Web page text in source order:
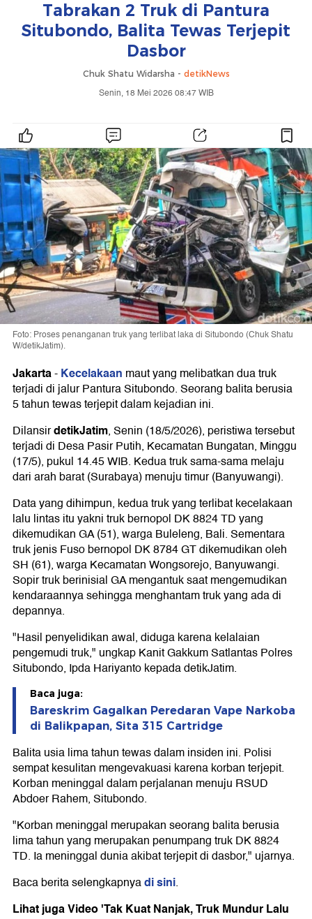
Tabrakan 2 Truk di Pantura
Situbondo, Balita Tewas Terjepit
Dasbor
Chuk Shatu Widarsha - detikNews
Senin, 18 Mei 2026 08:47 WIB
Foto: Proses penanganan truk yang terlibat laka di Situbondo (Chuk Shatu
W/detikJatim).
Jakarta-Kecelakaan maut yang melibatkan dua truk
terjadi di jalur Pantura Situbondo. Seorang balita berusia
5 tahun tewas terjepit dalam kejadian ini.
DilansirdetikJatim, Senin (18/5/2026), peristiwa tersebut
terjadi di Desa Pasir Putih, Kecamatan Bungatan, Minggu
(17/5), pukul 14.45 WIB. Kedua truk sama-sama melaju
dari arah barat (Surabaya) menuju timur (Banyuwangi).
Data yang dihimpun, kedua truk yang terlibat kecelakaan
lalu lintas itu yakni truk bernopol DK 8824 TD yang
dikemudikan GA (51), warga Buleleng, Bali. Sementara
truk jenis Fuso bernopol DK 8784 GT dikemudikan oleh
SH (61), warga Kecamatan Wongsorejo, Banyuwangi.
Sopir truk berinisial GA mengantuk saat mengemudikan
kendaraannya sehingga menghantam truk yang ada di
depannya.
"Hasil penyelidikan awal, diduga karena kelalaian
pengemudi truk," ungkap Kanit Gakkum Satlantas Polres
Situbondo, Ipda Hariyanto kepada detikJatim.
Baca juga:
Bareskrim Gagalkan Peredaran Vape Narkoba
di Balikpapan, Sita 315 Cartridge
Balita usia lima tahun tewas dalam insiden ini. Polisi
sempat kesulitan mengevakuasi karena korban terjepit.
Korban meninggal dalam perjalanan menuju RSUD
Abdoer Rahem, Situbondo.
"Korban meninggal merupakan seorang balita berusia
lima tahun yang merupakan penumpang truk DK 8824
TD. Ia meninggal dunia akibat terjepit di dasbor," ujarnya.
Baca berita selengkapnyadi sini.
Lihat juga Video 'Tak Kuat Nanjak, Truk Mundur Lalu